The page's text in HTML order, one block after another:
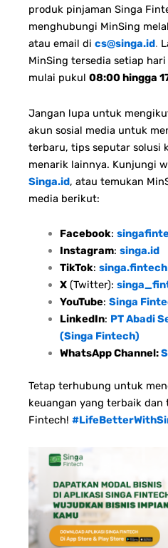
produk pinjaman Singa
menghubungi MinSing
atau email di cs@singa.id.
MinSing tersedia setiap hari
mulai pukul 08:00 hingga
Jangan lupa untuk
akun sosial media untuk
terbaru, tips seputar solusi
menarik lainnya. Kunjungi
Singa.id, atau temukan
media berikut:
Facebook:
Instagram: singa.id
TikTok: singa.fintech
X(Twitter):
YouTube: Singa
LinkedIn: PT Abadi
(Singa Fintech)
WhatsApp Channel:
Tetap terhubung untuk
keuangan yang terbaik dan
Fintech!